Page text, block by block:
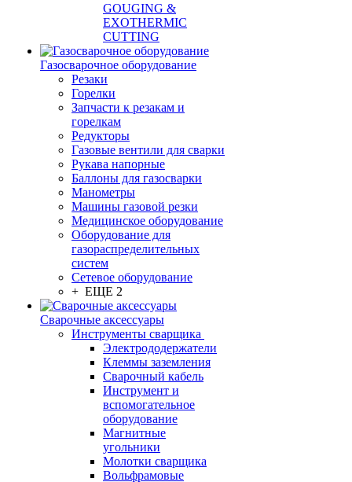
GOUGING &
EXOTHERMIC
CUTTING
Газосварочное оборудование
Резаки
Горелки
Запчасти к резакам и
горелкам
Редукторы
Газовые вентили для сварки
Рукава напорные
Баллоны для газосварки
Манометры
Машины газовой резки
Медицинское оборудование
Оборудование для
газораспределительных
систем
Сетевое оборудование
+ ЕЩЕ 2
Сварочные аксессуары
Инструменты сварщика
Электрододержатели
Клеммы заземления
Сварочный кабель
Инструмент и
вспомогательное
оборудование
Магнитные
угольники
Молотки сварщика
Вольфрамовые